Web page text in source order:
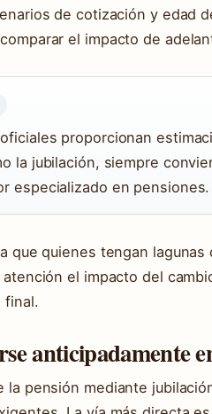
de cotización y edad
el impacto de
proporcionan
la jubilación, siempre
especializado en pensiones.
que quienes tengan
el impacto del
final.
anticipadamente
la pensión mediante